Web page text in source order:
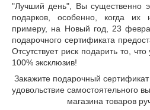
"Лучший день", Вы существенно
подарков, особенно, когда
примеру, на Новый год, 23
подарочного сертификата
Отсутствует риск подарить то,
100% эксклюзив!
Закажите подарочный
удовольствие самостоятельного
магазина товаров